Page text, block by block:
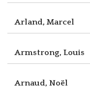
Arland, Marcel
Armstrong, Louis
Arnaud, Noël